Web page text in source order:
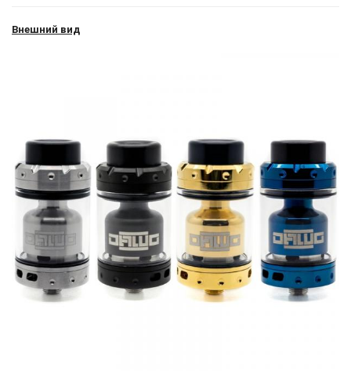
Внешний вид